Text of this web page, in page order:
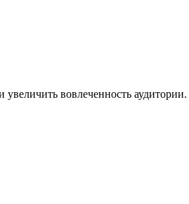
вовлеченность аудитории.